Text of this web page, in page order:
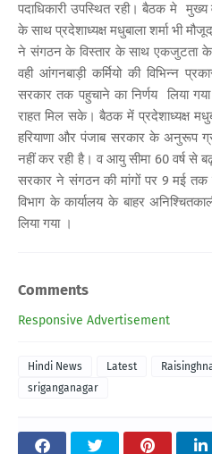
पदाधिकारी उपस्थित रही। बैठक मे मुख्य
के साथ प्रदेशाध्यक्ष मधुबाला शर्मा भी
ने संगठन के विस्तार के साथ एकजुटता के
वही आंगनबाड़ी कर्मियो की विभिन्न
सरकार तक पहुचाने का निर्णय लिया
राहत मिल सके। बैठक में प्रदेशाध्यक्ष
हरियाणा और पंजाब सरकार के अनुरूप
नहीं कर रही है। व आयु सीमा 60 वर्ष से
सरकार ने संगठन की मांगों पर 9 मई तक
विभाग के कार्यालय के बाहर
लिया गया ।
Comments
Responsive Advertisement
Hindi News Latest
sriganganagar